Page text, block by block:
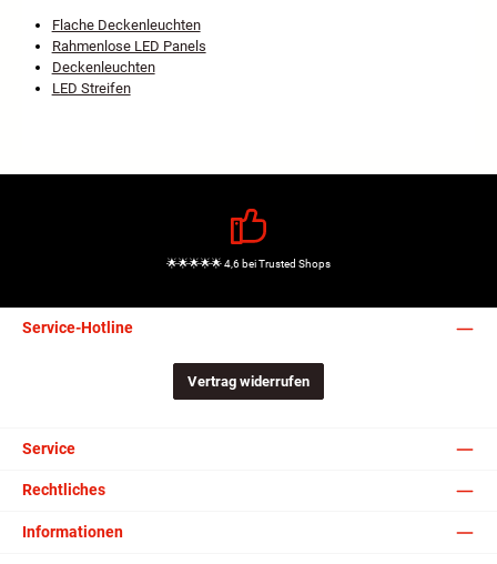
Flache Deckenleuchten
Rahmenlose LED Panels
Deckenleuchten
LED Streifen
🌟🌟🌟🌟🌟 4,6 bei Trusted Shops
Service-Hotline
Vertrag widerrufen
Service
Rechtliches
Informationen